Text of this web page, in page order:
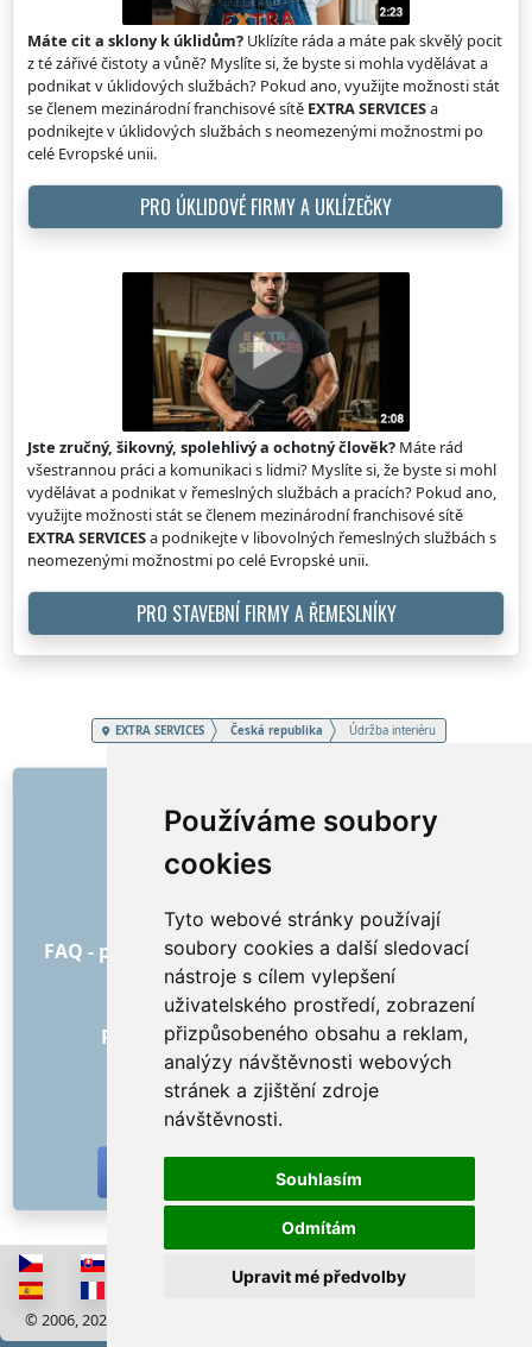
Používáme soubory
cookies
Tyto webové stránky používají
soubory cookies a další sledovací
nástroje s cílem vylepšení
uživatelského prostředí, zobrazení
přizpůsobeného obsahu a reklam,
analýzy návštěvnosti webových
stránek a zjištění zdroje
návštěvnosti.
Souhlasím
Odmítám
Upravit mé předvolby
Máte cit a sklony k úklidům? Uklízíte ráda a máte pak skvělý pocit
z té zářivé čistoty a vůně? Myslíte si, že byste si mohla vydělávat a
podnikat v úklidových službách? Pokud ano, využijte možnosti stát
se členem mezinárodní franchisové sítě EXTRA SERVICESa
podnikejte v úklidových službách s neomezenými možnostmi po
celé Evropské unii.
PRO ÚKLIDOVÉ FIRMY A UKLÍZEČKY
Jste zručný, šikovný, spolehlivý a ochotný člověk? Máte rád
všestrannou práci a komunikaci s lidmi? Myslíte si, že byste si mohl
vydělávat a podnikat v řemeslných službách a pracích? Pokud ano,
využijte možnosti stát se členem mezinárodní franchisové sítě
EXTRA SERVICESa podnikejte v libovolných řemeslných službách s
neomezenými možnostmi po celé Evropské unii.
PRO STAVEBNÍ FIRMY A ŘEMESLNÍKY
EXTRA SERVICES Česká republika Údržba interiéru
O nás
Jak to všechno začalo
Všeobecné obchodní podmínky
FAQ - pro objednatele FAQ - pro poskytovatele
Reklama a marketing
Blog
Recenze objednávek s hodnocením
Kontakt
SOCIÁLNÍ SÍTĚ
© 2006, 2026 RISS COMPANY, s.r.o. Všechna práva vyhrazena